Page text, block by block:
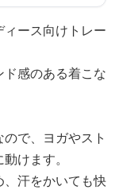
ース向けトレー
感のある着こな
で、ヨガやスト
けます。
汗をかいても快